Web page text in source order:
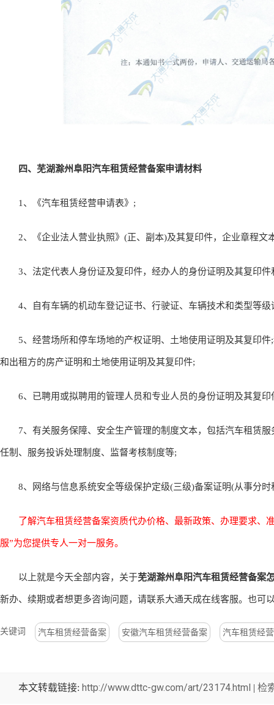
四、 芜湖滁州阜阳汽车租赁经营备案申请材料
1、《汽车租赁经营申请表》;
2、《企业法人营业执照》(正、副本)及其复印件，企业章程文
3、法定代表人身份证及复印件，经办人的身份证明及其复印件
4、自有车辆的机动车登记证书、行驶证、车辆技术和类型等级
5、经营场所和停车场地的产权证明、土地使用证明及其复印件
和出租方的房产证明和土地使用证明及其复印件;
6、已聘用或拟聘用的管理人员和专业人员的身份证明及其复印
7、有关服务保障、安全生产管理的制度文本，包括汽车租赁服
任制、服务投诉处理制度、监督考核制度等;
8、网络与信息系统安全等级保护定级(三级)备案证明(从事分时
了解汽车租赁经营备案资质代办价格、最新政策、办理要求、
服”为您提供专人一对一服务。
以上就是今天全部内容，关于芜湖滁州阜阳汽车租赁经营备案
新办、续期或者想更多咨询问题，请联系大通天成在线客服。也可
关键词 汽车租赁经营备案 安徽汽车租赁经营备案 汽车租赁经
本文转载链接: http://www.dttc-gw.com/art/23174.html | 检